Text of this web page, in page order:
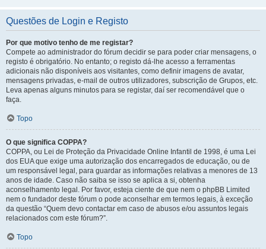
Questões de Login e Registo
Por que motivo tenho de me registar?
Compete ao administrador do fórum decidir se para poder criar mensagens, o
registo é obrigatório. No entanto; o registo dá-lhe acesso a ferramentas
adicionais não disponíveis aos visitantes, como definir imagens de avatar,
mensagens privadas, e-mail de outros utilizadores, subscrição de Grupos, etc.
Leva apenas alguns minutos para se registar, daí ser recomendável que o
faça.
Topo
O que significa COPPA?
COPPA, ou Lei de Proteção da Privacidade Online Infantil de 1998, é uma Lei
dos EUA que exige uma autorização dos encarregados de educação, ou de
um responsável legal, para guardar as informações relativas a menores de 13
anos de idade. Caso não saiba se isso se aplica a si, obtenha
aconselhamento legal. Por favor, esteja ciente de que nem o phpBB Limited
nem o fundador deste fórum o pode aconselhar em termos legais, à exceção
da questão “Quem devo contactar em caso de abusos e/ou assuntos legais
relacionados com este fórum?”.
Topo